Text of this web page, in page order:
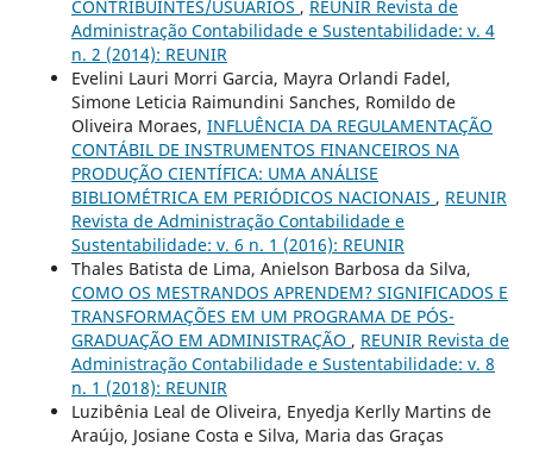
CONTRIBUINTES/USUÁRIOS , REUNIR Revista de
Administração Contabilidade e Sustentabilidade: v. 4
n. 2 (2014): REUNIR
Evelini Lauri Morri Garcia, Mayra Orlandi Fadel,
Simone Leticia Raimundini Sanches, Romildo de
Oliveira Moraes, INFLUÊNCIA DA REGULAMENTAÇÃO
CONTÁBIL DE INSTRUMENTOS FINANCEIROS NA
PRODUÇÃO CIENTÍFICA: UMA ANÁLISE
BIBLIOMÉTRICA EM PERIÓDICOS NACIONAIS , REUNIR
Revista de Administração Contabilidade e
Sustentabilidade: v. 6 n. 1 (2016): REUNIR
Thales Batista de Lima, Anielson Barbosa da Silva,
COMO OS MESTRANDOS APRENDEM? SIGNIFICADOS E
TRANSFORMAÇÕES EM UM PROGRAMA DE PÓS-
GRADUAÇÃO EM ADMINISTRAÇÃO , REUNIR Revista de
Administração Contabilidade e Sustentabilidade: v. 8
n. 1 (2018): REUNIR
Luzibênia Leal de Oliveira, Enyedja Kerlly Martins de
Araújo, Josiane Costa e Silva, Maria das Graças